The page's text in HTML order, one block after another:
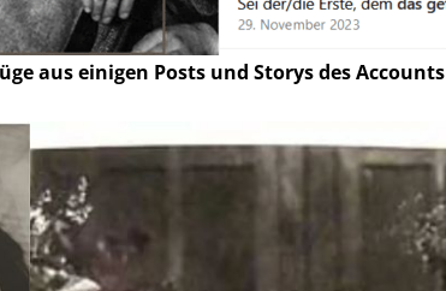
aus einigen Posts und Storys des Accounts